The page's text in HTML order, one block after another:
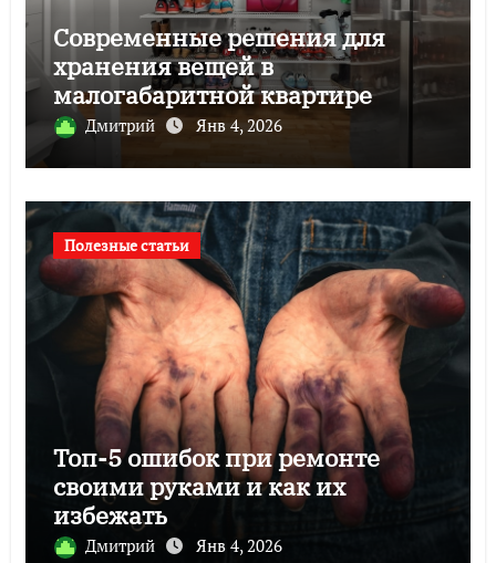
Современные решения для
хранения вещей в
малогабаритной квартире
Дмитрий Янв 4, 2026
Полезные статьи
Топ-5 ошибок при ремонте
своими руками и как их
избежать
Дмитрий Янв 4, 2026